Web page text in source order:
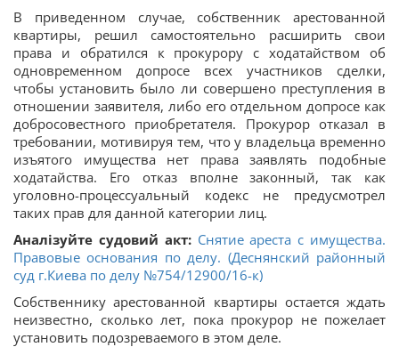
В приведенном случае, собственник арестованной
квартиры, решил самостоятельно расширить свои
права и обратился к прокурору с ходатайством об
одновременном допросе всех участников сделки,
чтобы установить было ли совершено преступления в
отношении заявителя, либо его отдельном допросе как
добросовестного приобретателя. Прокурор отказал в
требовании, мотивируя тем, что у владельца временно
изъятого имущества нет права заявлять подобные
ходатайства. Его отказ вполне законный, так как
уголовно-процессуальный кодекс не предусмотрел
таких прав для данной категории лиц.
Аналізуйте судовий акт: Снятие ареста с имущества.
Правовые основания по делу. (Деснянский районный
суд г.Киева по делу №754/12900/16-к)
Собственнику арестованной квартиры остается ждать
неизвестно, сколько лет, пока прокурор не пожелает
установить подозреваемого в этом деле.